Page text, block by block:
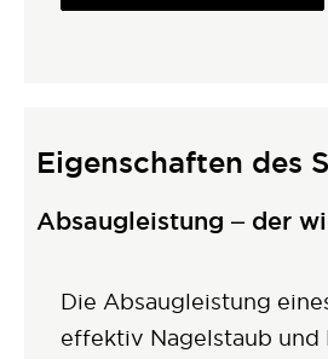
Eigenschaften des
Absaugleistung – der
Die Absaugleistung
effektiv Nagelstaub und